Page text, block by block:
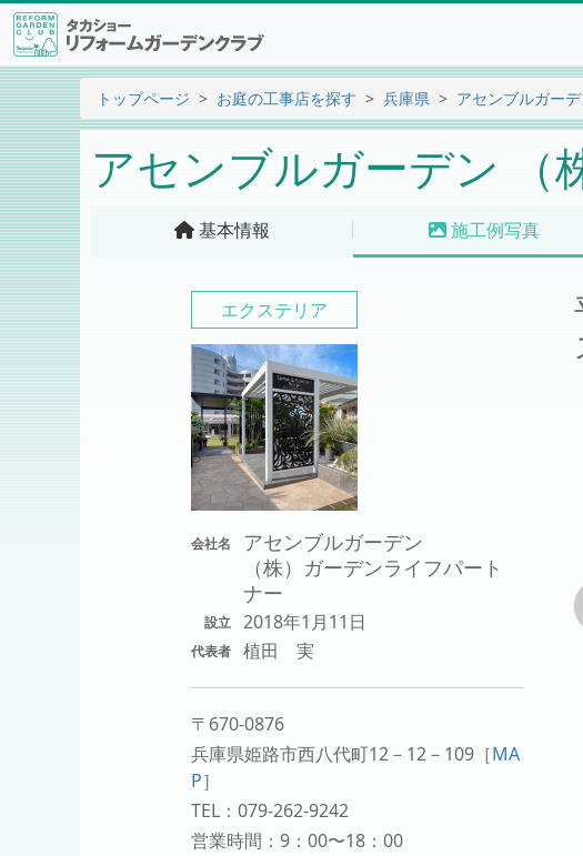
トップページ お庭の工事店を探す 兵庫県 アセンブルガー
アセンブルガーデン （
基本情報 施工例写真
エクステリア
会社名
アセンブルガーデン
（株）ガーデンライフパート
ナー
設立 2018年1月11日
代表者 植田 実
〒670-0876
兵庫県姫路市西八代町12－12－109 ［MA
P］
TEL：079-262-9242
営業時間：9：00〜18：00